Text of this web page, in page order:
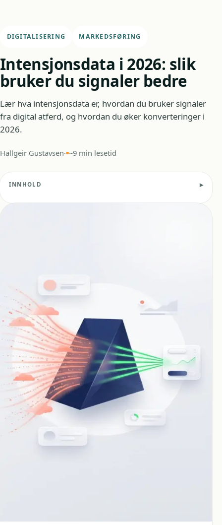
DIGITALISERING MARKEDSFØRING
Intensjonsdata i 2026: slik
bruker du signaler bedre
Lær hva intensjonsdata er, hvordan du bruker signaler
fra digital atferd, og hvordan du øker konverteringer i
2026.
Hallgeir Gustavsen· ~9 min lesetid
INNHOLD